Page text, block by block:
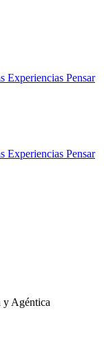
Experiencias Pensar
Experiencias Pensar
y Agéntica